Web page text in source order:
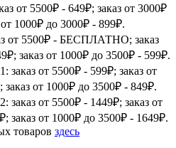
от 5500₽ - 649₽; заказ от 3000₽
1000₽ до 3000₽ - 899₽.
от 5500₽ - БЕСПЛАТНО; заказ
заказ от 1000₽ до 3500₽ - 599₽.
заказ от 5500₽ - 599₽; заказ от
от 1000₽ до 3500₽ - 849₽.
заказ от 5500₽ - 1449₽; заказ от
заказ от 1000₽ до 3500₽ - 1649₽.
товаров здесь